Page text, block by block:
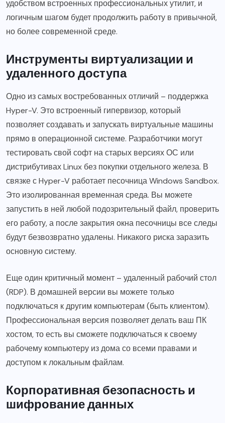
удобством встроенных профессиональных утилит, и
логичным шагом будет продолжить работу в привычной,
но более современной среде.
Инструменты виртуализации и
удаленного доступа
Одно из самых востребованных отличий – поддержка
Hyper-V. Это встроенный гипервизор, который
позволяет создавать и запускать виртуальные машины
прямо в операционной системе. Разработчики могут
тестировать свой софт на старых версиях ОС или
дистрибутивах Linux без покупки отдельного железа. В
связке с Hyper-V работает песочница Windows Sandbox.
Это изолированная временная среда. Вы можете
запустить в ней любой подозрительный файл, проверить
его работу, а после закрытия окна песочницы все следы
будут безвозвратно удалены. Никакого риска заразить
основную систему.
Еще один критичный момент – удаленный рабочий стол
(RDP). В домашней версии вы можете только
подключаться к другим компьютерам (быть клиентом).
Профессиональная версия позволяет делать ваш ПК
хостом, то есть вы сможете подключаться к своему
рабочему компьютеру из дома со всеми правами и
доступом к локальным файлам.
Корпоративная безопасность и
шифрование данных